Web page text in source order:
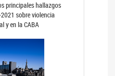
principales hallazgos
sobre violencia
y en la CABA